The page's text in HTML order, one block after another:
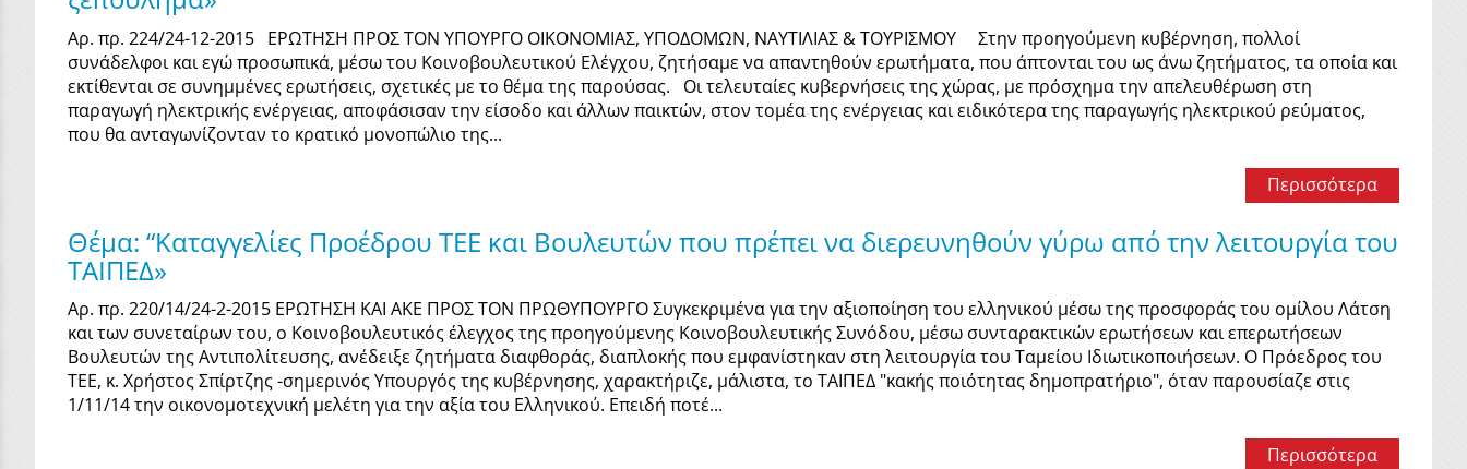
Αρ. πρ. 224/24-12-2015 ΕΡΩΤΗΣΗ ΠΡΟΣ ΤΟΝ ΥΠΟΥΡΓΟ ΟΙΚΟΝΟΜΙΑΣ, ΥΠΟΔΟΜΩΝ, ΝΑΥΤΙΛΙΑΣ & ΤΟΥΡΙΣΜΟΥ Στην προηγούμενη κυβέρνηση, πολλοί
συνάδελφοι και εγώ προσωπικά, μέσω του Κοινοβουλευτικού Ελέγχου, ζητήσαμε να απαντηθούν ερωτήματα, που άπτονται του ως άνω ζητήματος, τα οποία και
εκτίθενται σε συνημμένες ερωτήσεις, σχετικές με το θέμα της παρούσας. Οι τελευταίες κυβερνήσεις της χώρας, με πρόσχημα την απελευθέρωση στη
παραγωγή ηλεκτρικής ενέργειας, αποφάσισαν την είσοδο και άλλων παικτών, στον τομέα της ενέργειας και ειδικότερα της παραγωγής ηλεκτρικού ρεύματος,
που θα ανταγωνίζονταν το κρατικό μονοπώλιο της...
Περισσότερα
Θέμα: “Καταγγελίες Προέδρου ΤΕΕ και Βουλευτών που πρέπει να διερευνηθούν γύρω από την λειτουργία του
ΤΑΙΠΕΔ»
Αρ. πρ. 220/14/24-2-2015 ΕΡΩΤΗΣΗ ΚΑΙ ΑΚΕ ΠΡΟΣ ΤΟΝ ΠΡΩΘΥΠΟΥΡΓΟ Συγκεκριμένα για την αξιοποίηση του ελληνικού μέσω της προσφοράς του ομίλου Λάτση
και των συνεταίρων του, o Kοινοβουλευτικός έλεγχος της προηγούμενης Κοινοβουλευτικής Συνόδου, μέσω συνταρακτικών ερωτήσεων και επερωτήσεων
Βουλευτών της Αντιπολίτευσης, ανέδειξε ζητήματα διαφθοράς, διαπλοκής που εμφανίστηκαν στη λειτουργία του Ταμείου Ιδιωτικοποιήσεων. Ο Πρόεδρος του
ΤΕΕ, κ. Χρήστος Σπίρτζης -σημερινός Υπουργός της κυβέρνησης, χαρακτήριζε, μάλιστα, το ΤΑΙΠΕΔ "κακής ποιότητας δημοπρατήριο", όταν παρουσίαζε στις
1/11/14 την οικονομοτεχνική μελέτη για την αξία του Ελληνικού. Επειδή ποτέ...
Περισσότερα